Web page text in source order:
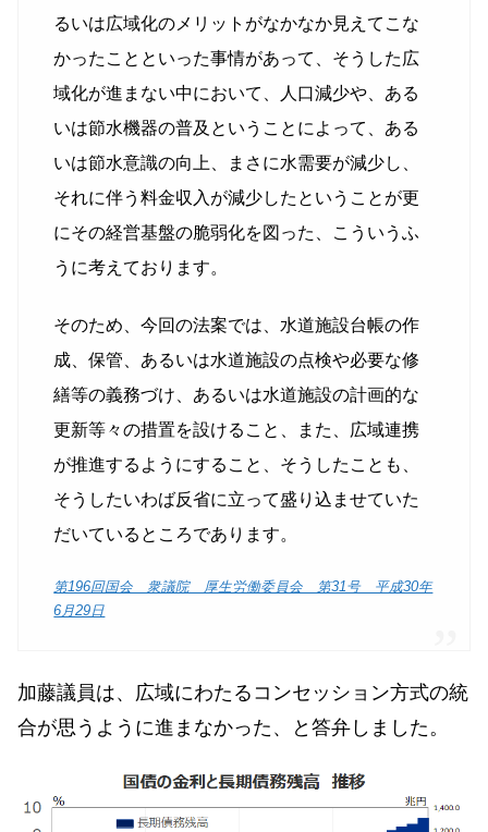
るいは広域化のメリットがなかなか見えてこな
かったことといった事情があって、そうした広
域化が進まない中において、人口減少や、ある
いは節水機器の普及ということによって、ある
いは節水意識の向上、まさに水需要が減少し、
それに伴う料金収入が減少したということが更
にその経営基盤の脆弱化を図った、こういうふ
うに考えております。
そのため、今回の法案では、水道施設台帳の作
成、保管、あるいは水道施設の点検や必要な修
繕等の義務づけ、あるいは水道施設の計画的な
更新等々の措置を設けること、また、広域連携
が推進するようにすること、そうしたことも、
そうしたいわば反省に立って盛り込ませていた
だいているところであります。
第196回国会 衆議院 厚生労働委員会 第31号 平成30年
6月29日
加藤議員は、広域にわたるコンセッション方式の統
合が思うように進まなかった、と答弁しました。